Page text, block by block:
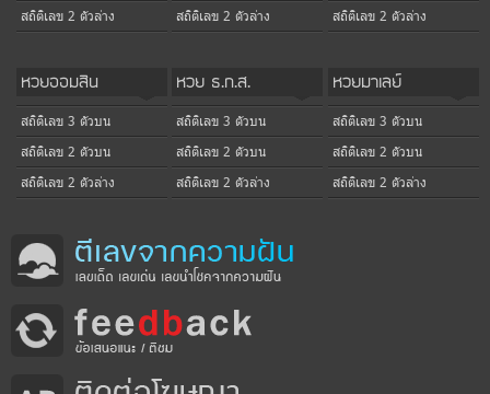
สถิติเลข 2 ตัวล่าง
สถิติเลข 2 ตัวล่าง
สถิติเลข 2 ตัวล่าง
หวยออมสิน
สถิติเลข 3 ตัวบน
สถิติเลข 2 ตัวบน
สถิติเลข 2 ตัวล่าง
หวย ธ.ก.ส.
สถิติเลข 3 ตัวบน
สถิติเลข 2 ตัวบน
สถิติเลข 2 ตัวล่าง
หวยมาเลย์
สถิติเลข 3 ตัวบน
สถิติเลข 2 ตัวบน
สถิติเลข 2 ตัวล่าง